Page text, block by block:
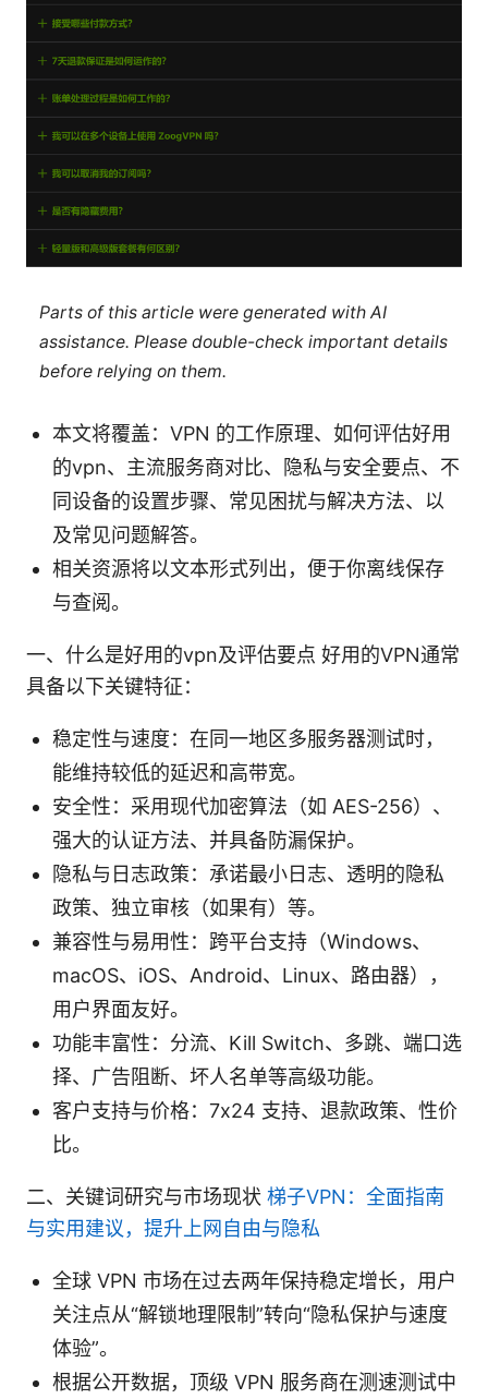
Parts of this article were generated with AI
assistance. Please double-check important details
before relying on them.
本文将覆盖：VPN 的工作原理、如何评估好用
的vpn、主流服务商对比、隐私与安全要点、不
同设备的设置步骤、常见困扰与解决方法、以
及常见问题解答。
相关资源将以文本形式列出，便于你离线保存
与查阅。
一、什么是好用的vpn及评估要点 好用的VPN通常
具备以下关键特征：
稳定性与速度：在同一地区多服务器测试时，
能维持较低的延迟和高带宽。
安全性：采用现代加密算法（如 AES-256）、
强大的认证方法、并具备防漏保护。
隐私与日志政策：承诺最小日志、透明的隐私
政策、独立审核（如果有）等。
兼容性与易用性：跨平台支持（Windows、
macOS、iOS、Android、Linux、路由器），
用户界面友好。
功能丰富性：分流、Kill Switch、多跳、端口选
择、广告阻断、坏人名单等高级功能。
客户支持与价格：7x24 支持、退款政策、性价
比。
二、关键词研究与市场现状 梯子VPN：全面指南
与实用建议，提升上网自由与隐私
全球 VPN 市场在过去两年保持稳定增长，用户
关注点从“解锁地理限制”转向“隐私保护与速度
体验”。
根据公开数据，顶级 VPN 服务商在测速测试中